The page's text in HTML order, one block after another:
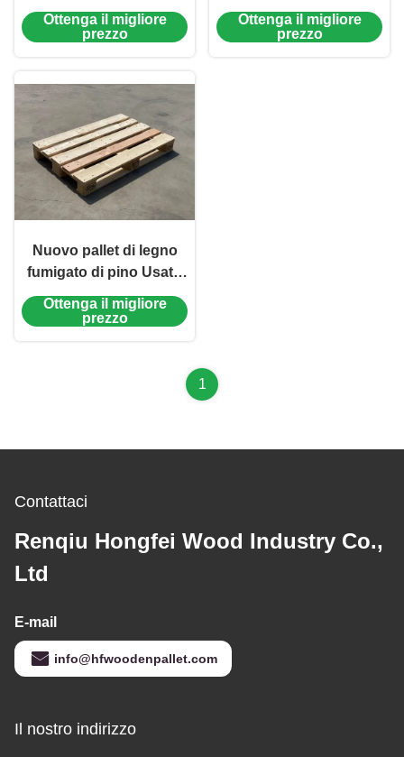
Pallet 1200 X 800
Specifiche
Ottenga il migliore
prezzo
Ottenga il migliore
prezzo
Nuovo pallet di legno
fumigato di pino Usato
pallet standard 1200 X
800 Eu
Ottenga il migliore
prezzo
1
Contattaci
Renqiu Hongfei Wood Industry Co.,
Ltd
E-mail
info@hfwoodenpallet.com
Il nostro indirizzo